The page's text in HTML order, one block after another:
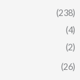
(238)
(4)
(2)
(26)